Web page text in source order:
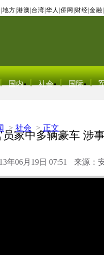
地方 港澳 台湾 华人 侨网 财经 金融
国内 社会 国际
> 社会 > 正文
家中多辆豪车 涉
年06月19日 07:51 来源：